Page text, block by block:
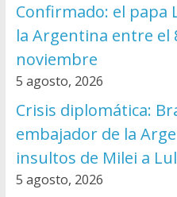
Confirmado: el papa
la Argentina entre el
noviembre
5 agosto, 2026
Crisis diplomática:
embajador de la
insultos de Milei a
5 agosto, 2026